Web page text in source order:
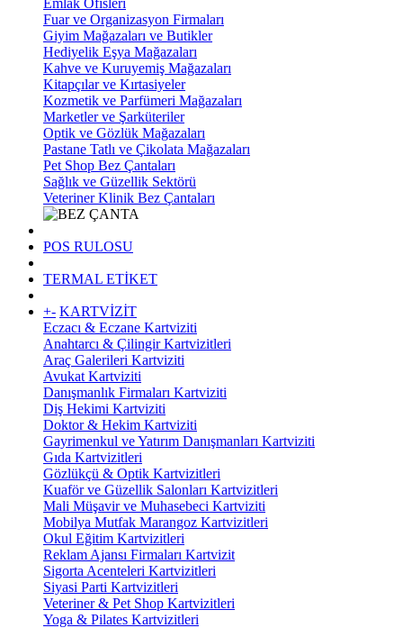
Emlak Ofisleri
Fuar ve Organizasyon Firmaları
Giyim Mağazaları ve Butikler
Hediyelik Eşya Mağazaları
Kahve ve Kuruyemiş Mağazaları
Kitapçılar ve Kırtasiyeler
Kozmetik ve Parfümeri Mağazaları
Marketler ve Şarküteriler
Optik ve Gözlük Mağazaları
Pastane Tatlı ve Çikolata Mağazaları
Pet Shop Bez Çantaları
Sağlık ve Güzellik Sektörü
Veteriner Klinik Bez Çantaları
POS RULOSU
TERMAL ETİKET
+- KARTVİZİT
Eczacı & Eczane Kartviziti
Anahtarcı & Çilingir Kartvizitleri
Araç Galerileri Kartviziti
Avukat Kartviziti
Danışmanlık Firmaları Kartviziti
Diş Hekimi Kartviziti
Doktor & Hekim Kartviziti
Gayrimenkul ve Yatırım Danışmanları Kartviziti
Gıda Kartvizitleri
Gözlükçü & Optik Kartvizitleri
Kuaför ve Güzellik Salonları Kartvizitleri
Mali Müşavir ve Muhasebeci Kartviziti
Mobilya Mutfak Marangoz Kartvizitleri
Okul Eğitim Kartvizitleri
Reklam Ajansı Firmaları Kartvizit
Sigorta Acenteleri Kartvizitleri
Siyasi Parti Kartvizitleri
Veteriner & Pet Shop Kartvizitleri
Yoga & Pilates Kartvizitleri